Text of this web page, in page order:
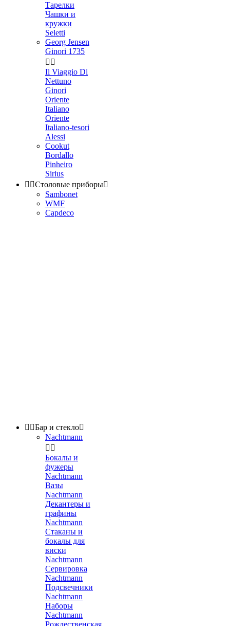
Тарелки
Чашки и
кружки
Seletti
Georg Jensen
Ginori 1735
 
Il Viaggio Di
Nettuno
Ginori
Oriente
Italiano
Oriente
Italiano-tesori
Alessi
Cookut
Bordallo
Pinheiro
Sirius
 Столовые приборы
Sambonet
WMF
Capdeco
 Бар и стекло
Nachtmann
 
Бокалы и
фужеры
Nachtmann
Вазы
Nachtmann
Декантеры и
графины
Nachtmann
Стаканы и
бокалы для
виски
Nachtmann
Сервировка
Nachtmann
Подсвечники
Nachtmann
Наборы
Nachtmann
Рождественская